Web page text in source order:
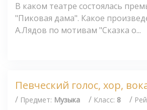
В каком театре состоялась
"Пиковая дама". Какое
А.Лядов по мотивам "Сказка о...
Певческий голос, хор,
/ Предмет: Музыка / Класс: 8 /